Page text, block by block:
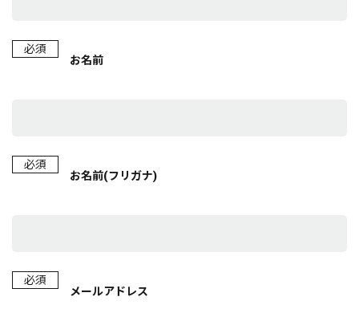
必須
お名前
必須
お名前(フリガナ)
必須
メールアドレス